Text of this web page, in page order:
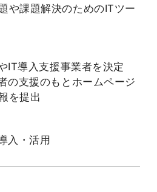
や課題解決のためのITツー
IT導入支援事業者を決定
の支援のもとホームページ
を提出
入・活用